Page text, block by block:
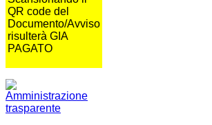
QR code del
Documento/Avviso
risulterà GIA
PAGATO